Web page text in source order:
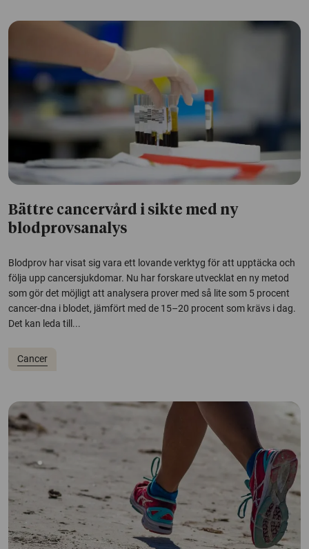
Bättre cancervård i sikte med ny
blodprovsanalys
Blodprov har visat sig vara ett lovande verktyg för att upptäcka och
följa upp cancersjukdomar. Nu har forskare utvecklat en ny metod
som gör det möjligt att analysera prover med så lite som 5 procent
cancer-dna i blodet, jämfört med de 15–20 procent som krävs i dag.
Det kan leda till...
Cancer